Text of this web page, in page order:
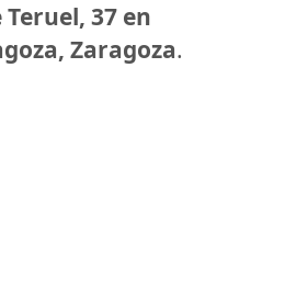
Teruel, 37 en
Zaragoza.